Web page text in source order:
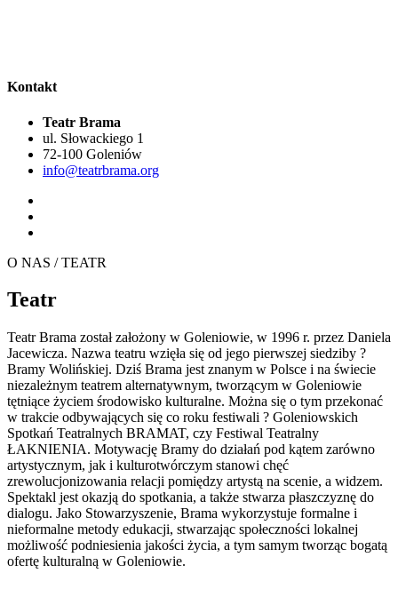
Kontakt
Teatr Brama
ul. Słowackiego 1
72-100 Goleniów
info@teatrbrama.org
O NAS / TEATR
Teatr
Teatr Brama został założony w Goleniowie, w 1996 r. przez Daniela
Jacewicza. Nazwa teatru wzięła się od jego pierwszej siedziby ?
Bramy Wolińskiej. Dziś Brama jest znanym w Polsce i na świecie
niezależnym teatrem alternatywnym, tworzącym w Goleniowie
tętniące życiem środowisko kulturalne. Można się o tym przekonać
w trakcie odbywających się co roku festiwali ? Goleniowskich
Spotkań Teatralnych BRAMAT, czy Festiwal Teatralny
ŁAKNIENIA. Motywację Bramy do działań pod kątem zarówno
artystycznym, jak i kulturotwórczym stanowi chęć
zrewolucjonizowania relacji pomiędzy artystą na scenie, a widzem.
Spektakl jest okazją do spotkania, a także stwarza płaszczyznę do
dialogu. Jako Stowarzyszenie, Brama wykorzystuje formalne i
nieformalne metody edukacji, stwarzając społeczności lokalnej
możliwość podniesienia jakości życia, a tym samym tworząc bogatą
ofertę kulturalną w Goleniowie.